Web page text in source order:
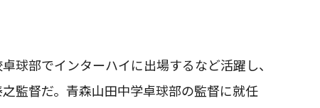
球部でインターハイに出場するなど活躍し、
監督だ。青森山田中学卓球部の監督に就任